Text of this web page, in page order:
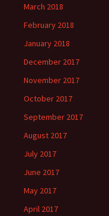
March 2018
February 2018
January 2018
December 2017
November 2017
October 2017
September 2017
August 2017
July 2017
June 2017
May 2017
April 2017